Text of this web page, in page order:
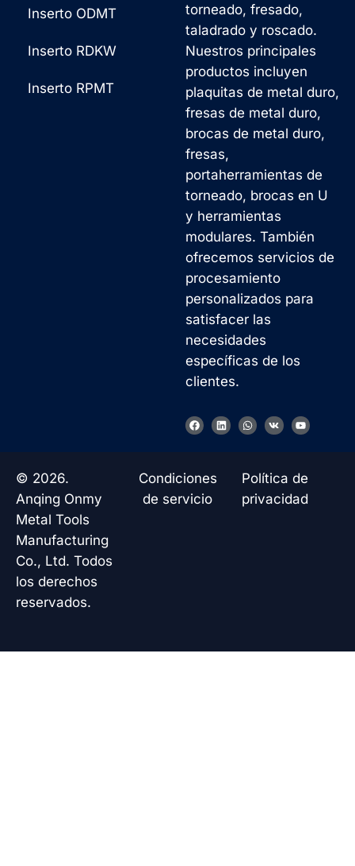
torneado, fresado,
taladrado y roscado.
Nuestros principales
productos incluyen
plaquitas de metal duro,
fresas de metal duro,
brocas de metal duro,
fresas,
portaherramientas de
torneado, brocas en U
y herramientas
modulares. También
ofrecemos servicios de
procesamiento
personalizados para
satisfacer las
necesidades
específicas de los
clientes.
F
a
o
L
i
W
h
a
p
V
k
Y
o
b
e
Inserto ODMT
Inserto RDKW
Inserto RPMT
© 2026.
Anqing Onmy
Metal Tools
Manufacturing
Co., Ltd. Todos
los derechos
reservados.
Condiciones
de servicio
Política de
privacidad